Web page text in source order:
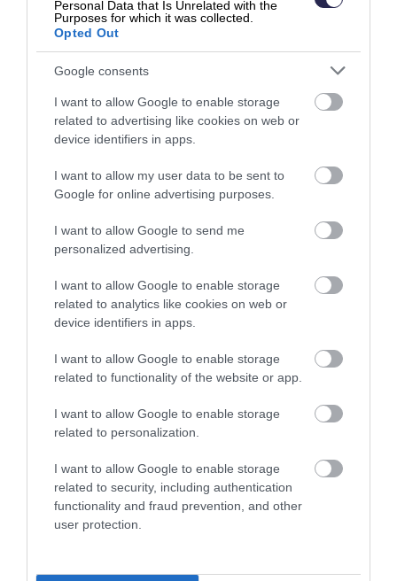
Personal Data that Is Unrelated with the
Purposes for which it was collected.
Opted Out
Google consents
I want to allow Google to enable storage
related to advertising like cookies on web or
device identifiers in apps.
I want to allow my user data to be sent to
Google for online advertising purposes.
I want to allow Google to send me
personalized advertising.
I want to allow Google to enable storage
related to analytics like cookies on web or
device identifiers in apps.
I want to allow Google to enable storage
related to functionality of the website or app.
I want to allow Google to enable storage
related to personalization.
I want to allow Google to enable storage
related to security, including authentication
functionality and fraud prevention, and other
user protection.
Finago Ecom
Talous-ratkaisu
Tunnit
Käyttäjälle
Oppaat ja webinaaritallenteet
Ecom Taloushallinto tuki
Ecom tuki